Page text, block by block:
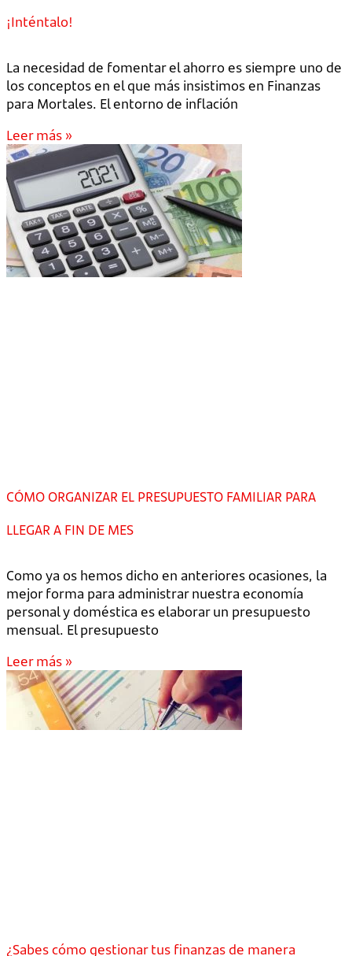
¡Inténtalo!
La necesidad de fomentar el ahorro es siempre uno de
los conceptos en el que más insistimos en Finanzas
para Mortales. El entorno de inflación
Leer más »
CÓMO ORGANIZAR EL PRESUPUESTO FAMILIAR PARA
LLEGAR A FIN DE MES
Como ya os hemos dicho en anteriores ocasiones, la
mejor forma para administrar nuestra economía
personal y doméstica es elaborar un presupuesto
mensual. El presupuesto
Leer más »
¿Sabes cómo gestionar tus finanzas de manera